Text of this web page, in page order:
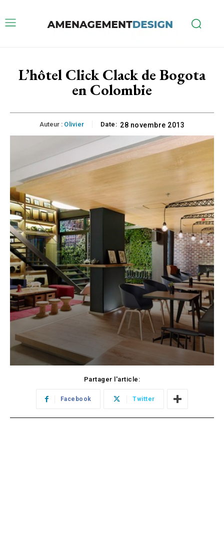
L’hôtel Click Clack de Bogota
en Colombie
Auteur : Olivier Date: 28 novembre 2013
Partager l'article:
Facebook Twitter